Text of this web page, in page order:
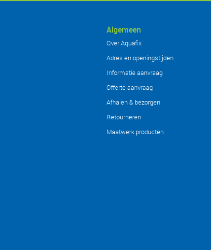
Algemeen
Over Aquafix
Adres en openingstijden
Informatie aanvraag
Offerte aanvraag
Afhalen & bezorgen
Retourneren
Maatwerk producten